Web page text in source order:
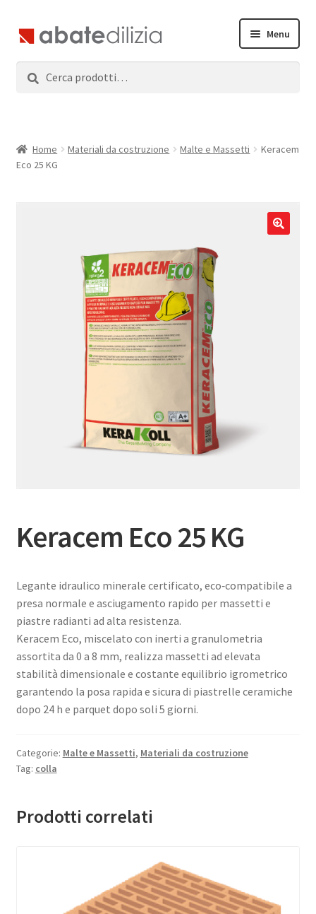
Vai
alla
navigazione
Vai
al
contenuto
Menu
child
ServiziHome Materiali da costruzione Malte e Massetti
Keracem
Eco 25 KG
Keracem Eco 25 KG
Legante idraulico minerale certificato, eco‑compatibile a
presa normale e asciugamento rapido per massetti e
piastre radianti ad alta resistenza.
Keracem Eco, miscelato con inerti a granulometria
assortita da 0 a 8 mm, realizza massetti ad elevata
stabilità dimensionale e costante equilibrio igrometrico
garantendo la posa rapida e sicura di piastrelle ceramiche
dopo 24 h e parquet dopo soli 5 giorni.
Categorie: Malte e Massetti, Materiali da costruzione
Tag: colla
Prodotti correlati